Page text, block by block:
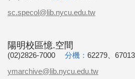
sc.specol@lib.nycu.edu.tw
陽明校區憶.空間
(02)2826-7000 分機： 62279、67013
ymarchive@lib.nycu.edu.tw